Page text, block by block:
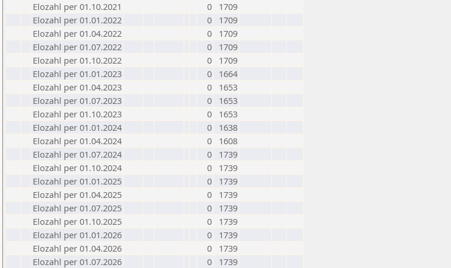
Elozahl per 01.10.2021
0
1709
Elozahl per 01.01.2022
0
1709
Elozahl per 01.04.2022
0
1709
Elozahl per 01.07.2022
0
1709
Elozahl per 01.10.2022
0
1709
Elozahl per 01.01.2023
0
1664
Elozahl per 01.04.2023
0
1653
Elozahl per 01.07.2023
0
1653
Elozahl per 01.10.2023
0
1653
Elozahl per 01.01.2024
0
1638
Elozahl per 01.04.2024
0
1608
Elozahl per 01.07.2024
0
1739
Elozahl per 01.10.2024
0
1739
Elozahl per 01.01.2025
0
1739
Elozahl per 01.04.2025
0
1739
Elozahl per 01.07.2025
0
1739
Elozahl per 01.10.2025
0
1739
Elozahl per 01.01.2026
0
1739
Elozahl per 01.04.2026
0
1739
Elozahl per 01.07.2026
0 1739